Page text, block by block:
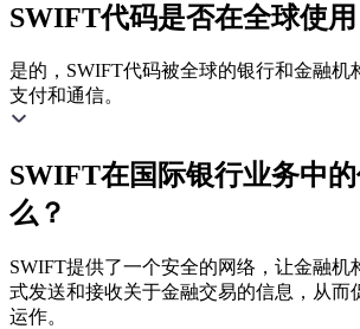
SWIFT代码是否在全球使用
是的，SWIFT代码被全球的银行和金融机
支付和通信。
SWIFT在国际银行业务中
么？
SWIFT提供了一个安全的网络，让金融机
式发送和接收关于金融交易的信息，从而
运作。